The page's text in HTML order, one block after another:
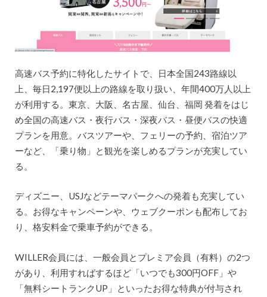
高速バス予約に特化したサイトで、日本全国243路線以
上、毎日2,197便以上の路線を取り扱い、年間400万人以上
が利用する。東京、大阪、名古屋、仙台、福岡 発着をはじ
め全国の高速バス・夜行バス・深夜バス・昼便バスの快適
プランを用意。バスツアーや、フェリーの予約、宿泊ツア
ーなど、「乗り物」と観光を楽しめるプランが充実してい
る。
ディズニー、USJなどテーマパークへの発着も充実してい
る。お得なキャンペーンや、ウェブクーポンも配布してお
り、格安料金で乗車予約ができる。
WILLER会員には、一般会員とプレミア会員（有料）の2つ
があり、利用すればするほど「いつでも300円OFF」や
「無料シートランクUP」といったお得な特典が付与され